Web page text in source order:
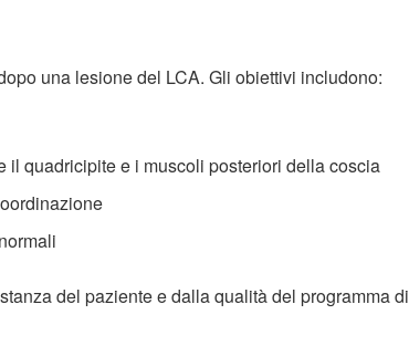
una lesione del LCA. Gli obiettivi includono:
il quadricipite e i muscoli posteriori della coscia
del paziente e dalla qualità del programma di